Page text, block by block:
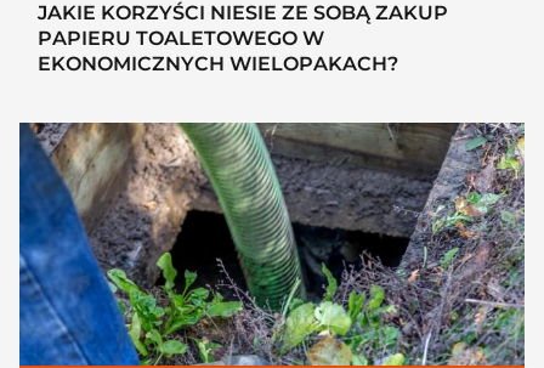
JAKIE KORZYŚCI NIESIE ZE SOBĄ ZAKUP
PAPIERU TOALETOWEGO W
EKONOMICZNYCH WIELOPAKACH?